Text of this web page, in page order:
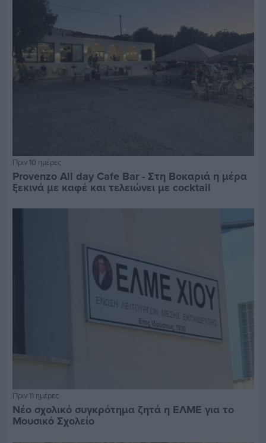
Πριν 10 ημέρες
Provenzo All day Cafe Bar - Στη Βοκαριά η μέρα
ξεκινά με καφέ και τελειώνει με cocktail
Πριν 11 ημέρες
Νέο σχολικό συγκρότημα ζητά η ΕΛΜΕ για το
Μουσικό Σχολείο